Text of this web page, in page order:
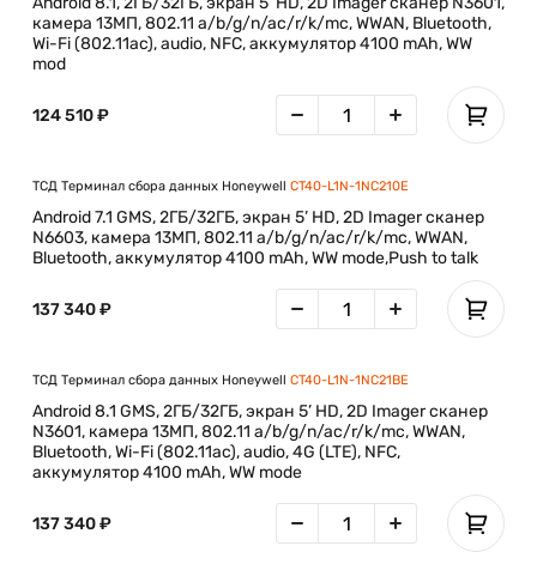
камера 13МП, 802.11 a/b/g/n/ac/r/k/mc, WWAN, Bluetooth,
Wi-Fi (802.11ac), audio, NFC, аккумулятор 4100 mAh, WW
mod
124 510 ₽
ТСД Терминал сбора данных Honeywell CT40-L1N-1NC210E
Android 7.1 GMS, 2ГБ/32ГБ, экран 5’ HD, 2D Imager сканер
N6603, камера 13МП, 802.11 a/b/g/n/ac/r/k/mc, WWAN,
Bluetooth, аккумулятор 4100 mAh, WW mode,Push to talk
137 340 ₽
ТСД Терминал сбора данных Honeywell CT40-L1N-1NC21BE
Android 8.1 GMS, 2ГБ/32ГБ, экран 5’ HD, 2D Imager сканер
N3601, камера 13МП, 802.11 a/b/g/n/ac/r/k/mc, WWAN,
Bluetooth, Wi-Fi (802.11ac), audio, 4G (LTE), NFC,
аккумулятор 4100 mAh, WW mode
137 340 ₽